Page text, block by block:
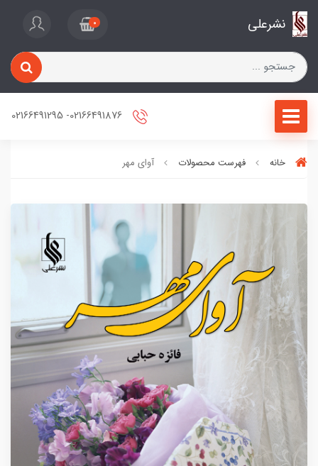
نشرعلی 0
خانه فهرست محصولات آوای مهر